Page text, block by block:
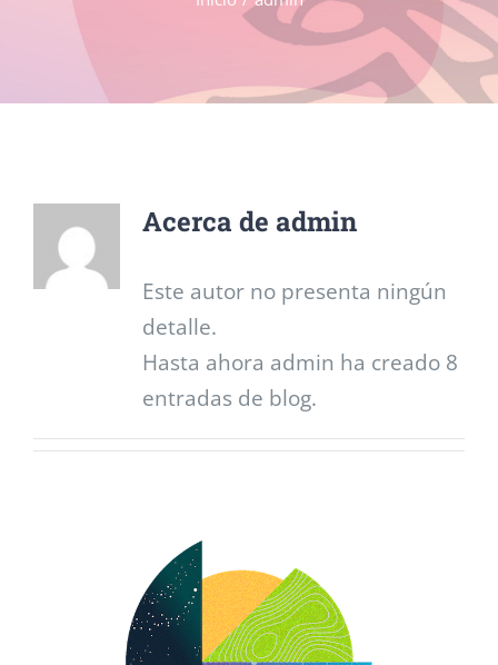
Acerca de admin
Este autor no presenta ningún
detalle.
Hasta ahora admin ha creado 8
entradas de blog.